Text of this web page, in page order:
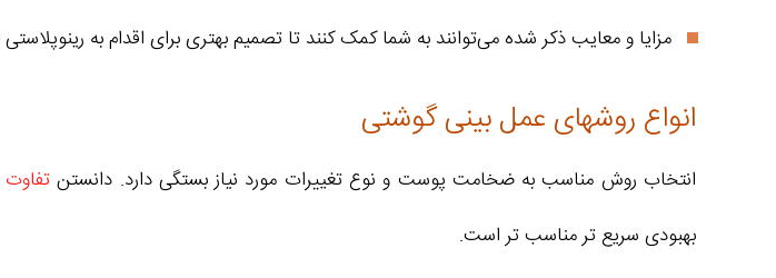
مزایا و معایب ذکر شده می‌توانند به شما کمک کنند تا تصمیم بهتری برای اقدام به
انواع روشهای عمل بینی گوشتی
انتخاب روش مناسب به ضخامت پوست و نوع تغییرات مورد نیاز بستگی دارد. دانستن
بهبودی سریع‌ تر مناسب‌ تر است.